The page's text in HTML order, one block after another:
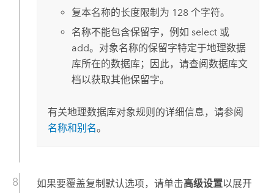
复本名称的长度限制为 128 个字符。
名称不能包含保留字，例如 select 或
add。对象名称的保留字特定于地理数据
库所在的数据库；因此，请查阅数据库文
档以获取其他保留字。
有关地理数据库对象规则的详细信息，请参阅
名称和别名。
如果要覆盖复制默认选项，请单击高级设置以展开